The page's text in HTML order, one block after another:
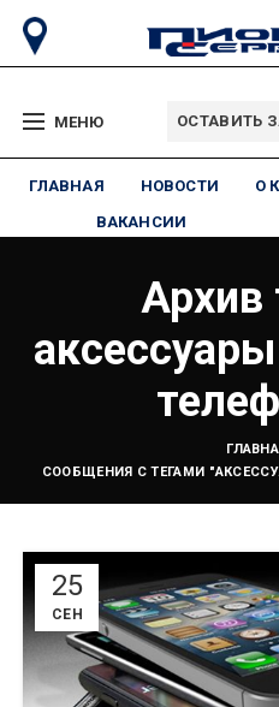
МЕНЮ ОСТАВИТЬ
ГЛАВНАЯ НОВОСТИ О
ВАКАНСИИ
Архив
СООБЩЕНИЯ С ТЕГАМИ
25
СЕН